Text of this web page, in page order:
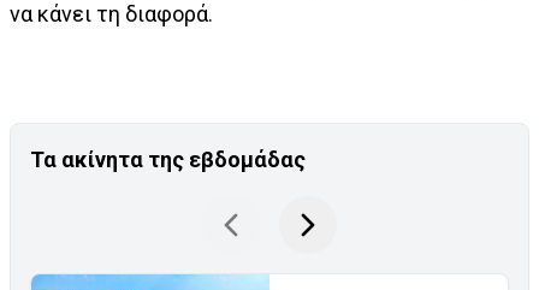
να κάνει τη διαφορά.
Τα ακίνητα της εβδομάδας